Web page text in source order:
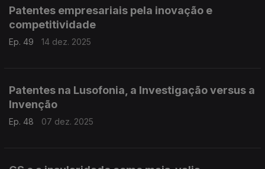
Patentes empresariais pela inovação e
competitividade
Ep. 49 14 dez. 2025
Patentes na Lusofonia, a Investigação versus a
Invenção
Ep. 48 07 dez. 2025